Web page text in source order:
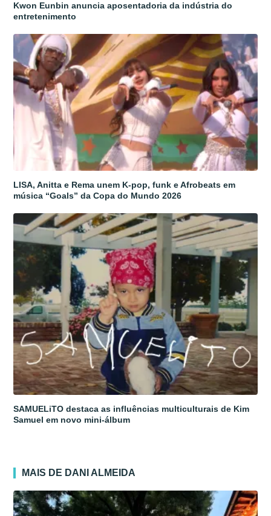
Kwon Eunbin anuncia aposentadoria da indústria do
entretenimento
LISA, Anitta e Rema unem K-pop, funk e Afrobeats em
música “Goals” da Copa do Mundo 2026
SAMUELiTO destaca as influências multiculturais de Kim
Samuel em novo mini-álbum
MAIS DE DANI ALMEIDA